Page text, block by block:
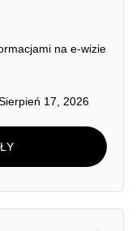
na e-wizie
17, 2026